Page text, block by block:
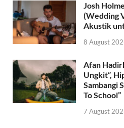
Josh
(Wedding
Akustik
8 August
Afan
Ungkit”,
Sambangi
To School”
7 August